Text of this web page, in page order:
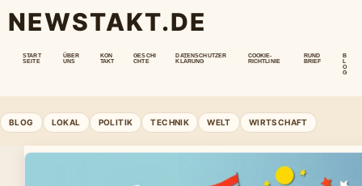
NEWSTAKT.DE
START
SEITE
ÜBER
UNS
KON
TAKT
GESCHI
CHTE
DATENSCHUTZER
KLÄRUNG
COOKIE-
RICHTLINIE
RUND
BRIEF
B
O
G
BLOG LOKAL POLITIK TECHNIK WELT WIRTSCHAFT